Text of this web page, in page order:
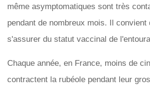
même asymptomatiques sont très
pendant de nombreux mois. Il convient
s'assurer du statut vaccinal de
Chaque année, en France, moins de
contractent la rubéole pendant leur